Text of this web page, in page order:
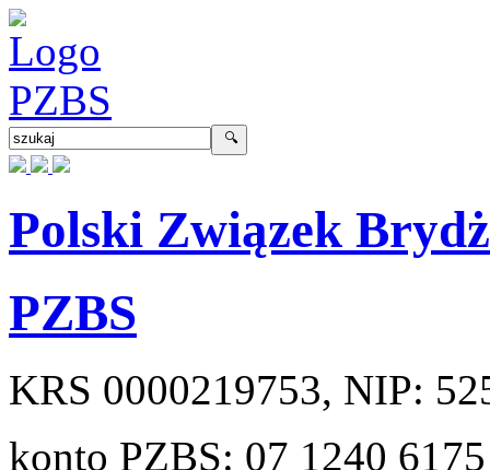
Polski Związek
PZBS
KRS 0000219753, NIP:
konto PZBS: 07 1240